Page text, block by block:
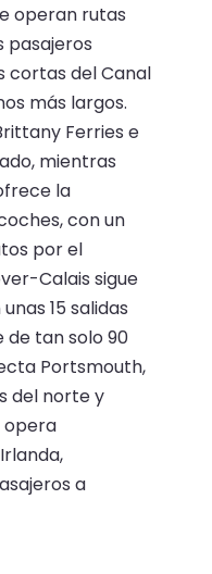
operan rutas
pasajeros
cortas del Canal
más largos.
Ferries e
mientras
la
con un
por el
Calais sigue
15 salidas
de tan solo 90
Portsmouth,
del norte y
opera
a